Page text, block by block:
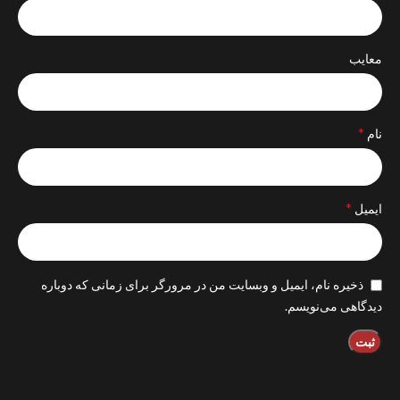
معایب
نام *
ایمیل *
ذخیره نام، ایمیل و وبسایت من در مرورگر برای زمانی که دوباره
دیدگاهی می‌نویسم.